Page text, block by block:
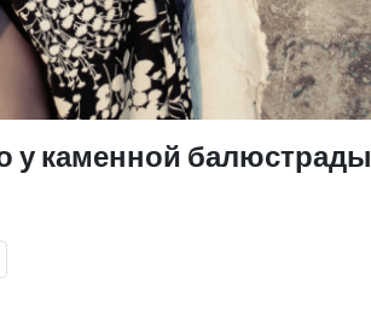
у каменной балюстрады